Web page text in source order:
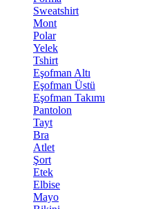
Sweatshirt
Mont
Polar
Yelek
Tshirt
Eşofman Altı
Eşofman Üstü
Eşofman Takımı
Pantolon
Tayt
Bra
Atlet
Şort
Etek
Elbise
Mayo